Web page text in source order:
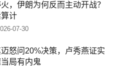
，伊朗为何反而主动开战？
计
07-30
怒问20%决策，卢秀燕证实
局有内鬼